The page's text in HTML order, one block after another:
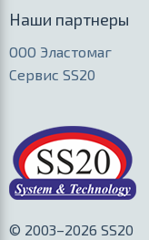
Наши партнеры
ООО Эластомаг
Сервис SS20
© 2003–2026 SS20